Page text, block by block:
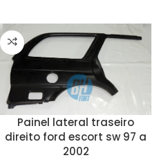
Painel lateral traseiro
direito ford escort sw 97 a
2002